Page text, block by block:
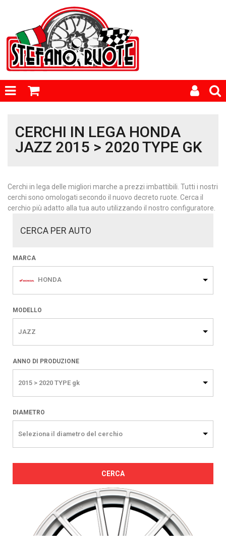
CERCHI IN LEGA HONDA
JAZZ 2015 > 2020 TYPE GK
Cerchi in lega delle migliori marche a prezzi imbattibili. Tutti i nostri
cerchi sono omologati secondo il nuovo decreto ruote. Cerca il
cerchio più adatto alla tua auto utilizzando il nostro configuratore.
CERCA PER AUTO
MARCA
HONDA
MODELLO
JAZZ
ANNO DI PRODUZIONE
2015 > 2020 TYPE gk
DIAMETRO
Seleziona il diametro del cerchio
CERCA